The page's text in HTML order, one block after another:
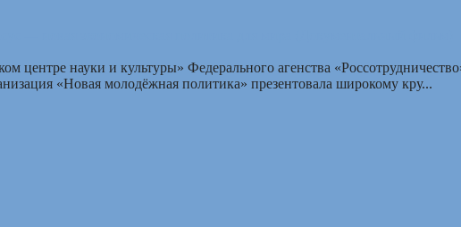
центре науки и культуры» Федерального агенства
«Новая молодёжная политика» презентовала широкому кру...